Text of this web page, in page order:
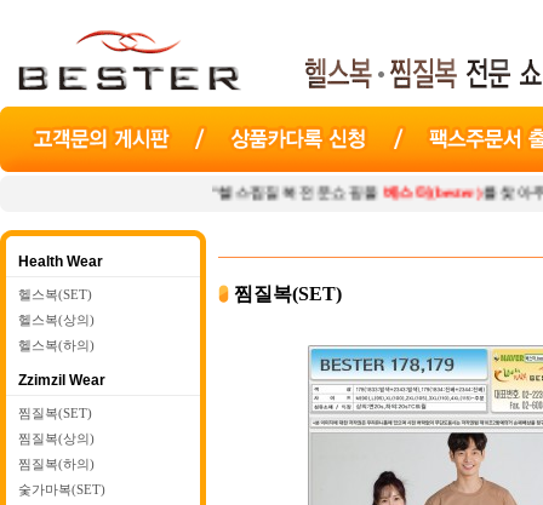
"헬스찜질복 전문쇼핑몰베스터(bester)를 찾아주셔서 감사합
Health Wear
헬스복(SET)
헬스복(상의)
헬스복(하의)
Zzimzil Wear
찜질복(SET)
찜질복(상의)
찜질복(하의)
숯가마복(SET)
찜질복(SET)